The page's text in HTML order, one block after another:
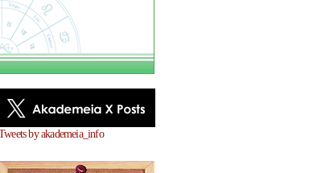
by akademeia_info